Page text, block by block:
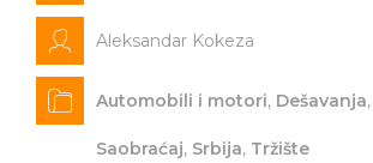
Aleksandar Kokeza
Automobili i motori, Dešavanja,
Saobraćaj, Srbija, Tržište